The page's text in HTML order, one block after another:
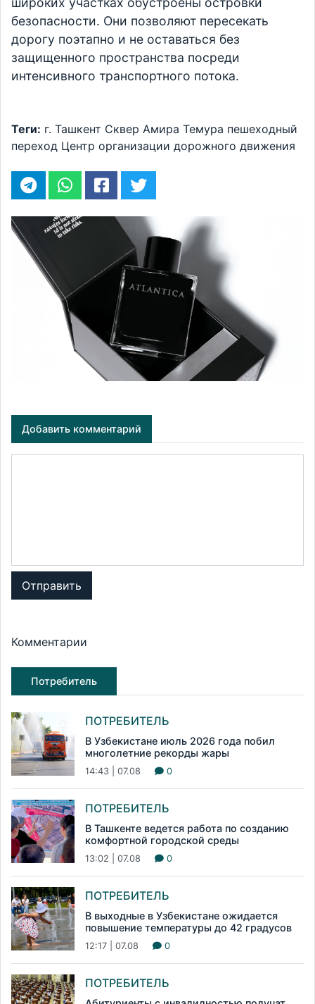
безопасности. Они позволяют пересекать
дорогу поэтапно и не оставаться без
защищенного пространства посреди
интенсивного транспортного потока.
Теги: г. Ташкент Сквер Амира Темура пешеходный
переход Центр организации дорожного движения
Добавить комментарий
Отправить
Комментарии
Потребитель
ПОТРЕБИТЕЛЬ
В Узбекистане июль 2026 года побил
многолетние рекорды жары
14:43 | 07.08 0
ПОТРЕБИТЕЛЬ
В Ташкенте ведется работа по созданию
комфортной городской среды
13:02 | 07.08 0
ПОТРЕБИТЕЛЬ
В выходные в Узбекистане ожидается
повышение температуры до 42 градусов
12:17 | 07.08 0
ПОТРЕБИТЕЛЬ